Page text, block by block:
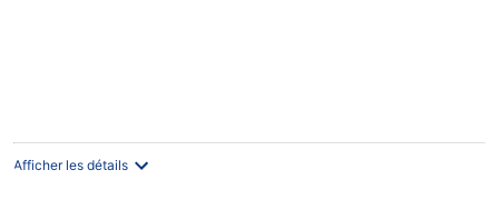
Afficher les détails